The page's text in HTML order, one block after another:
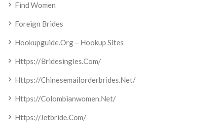
Find Women
Foreign Brides
Hookupguide.org – Hookup Sites
Https://bridesingles.com/
Https://chinesemailorderbrides.net/
Https://colombianwomen.net/
Https://jetbride.com/